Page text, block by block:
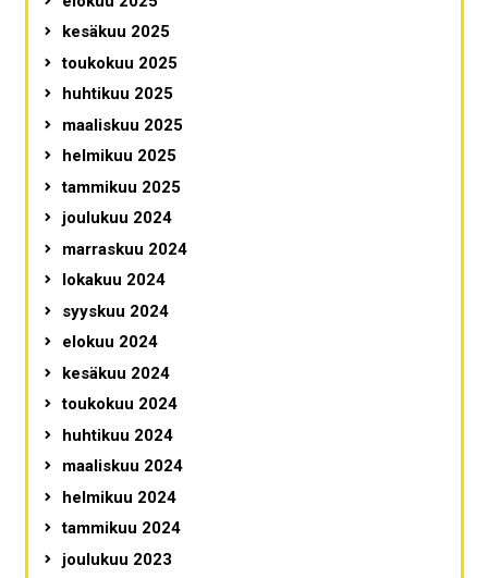
kesäkuu 2025
toukokuu 2025
huhtikuu 2025
maaliskuu 2025
helmikuu 2025
tammikuu 2025
joulukuu 2024
marraskuu 2024
lokakuu 2024
syyskuu 2024
elokuu 2024
kesäkuu 2024
toukokuu 2024
huhtikuu 2024
maaliskuu 2024
helmikuu 2024
tammikuu 2024
joulukuu 2023